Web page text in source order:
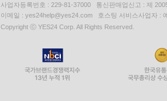
사업자등록번호 : 229-81-37000 통신판매업신고 : 제
이메일 : yes24help@yes24.com 호스팅 서비스사업자 :
Copyright ⓒ YES24 Corp. All Rights Reserved.